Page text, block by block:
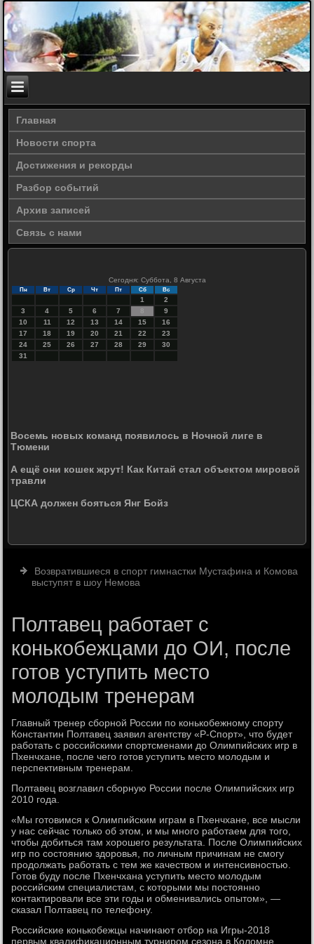
Главная
Новости спорта
Достижения и рекорды
Разбор событий
Архив записей
Связь с нами
Сегодня: Суббота, 8 Августа
Пн Вт Ср Чт Пт Сб Вс
1
2
3
4 5 6 7 8
9
10
11 12 13 14 15
16
17
18 19 20 21 22
23
24
25 26 27 28 29
30
31
Восемь новых команд появилось в Ночной лиге в
Тюмени
А ещё они кошек жрут! Как Китай стал объектом мировой
травли
ЦСКА должен бояться Янг Бойз
Возвратившиеся в спорт гимнастки Мустафина и Комова
выступят в шоу Немова
Полтавец работает с
конькобежцами до ОИ, после
готов уступить место
молодым тренерам
Главный тренер сборной России по конькобежному спорту
Константин Полтавец заявил агентству «Р-Спорт», что будет
работать с российскими спортсменами до Олимпийских игр в
Пхенчхане, после чего готов уступить место молодым и
перспективным тренерам.
Полтавец возглавил сборную России после Олимпийских игр
2010 года.
«Мы готовимся к Олимпийским играм в Пхенчхане, все мысли
у нас сейчас только об этом, и мы много работаем для того,
чтобы добиться там хорошего результата. После Олимпийских
игр по состоянию здоровья, по личным причинам не смогу
продолжать работать с тем же качеством и интенсивностью.
Готов буду после Пхенчхана уступить место молодым
российским специалистам, с которыми мы постоянно
контактировали все эти годы и обменивались опытом», —
сказал Полтавец по телефону.
Российские конькобежцы начинают отбор на Игры-2018
первым квалификационным турниром сезона в Коломне.